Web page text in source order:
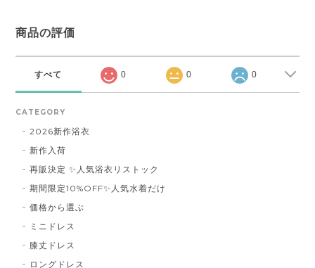
商品の評価
すべて 0 0 0
CATEGORY
2026新作浴衣
新作入荷
再販決定 ✨人気浴衣リストック
期間限定10%OFF✨人気水着だけ
価格から選ぶ
ミニドレス
膝丈ドレス
ロングドレス